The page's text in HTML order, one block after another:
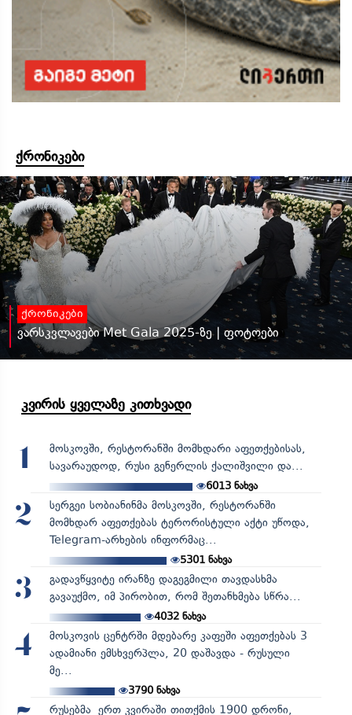
ქრონიკები
ქრონიკები
ვარსკვლავები Met Gala 2025-ზე | ფოტოები
კვირის ყველაზე კითხვადი
1
მოსკოვში, რესტორანში მომხდარი აფეთქებისას,
სავარაუდოდ, რუსი გენერლის ქალიშვილი და...
6013 ნახვა
2
სერგეი სობიანინმა მოსკოვში, რესტორანში
მომხდარ აფეთქებას ტერორისტული აქტი უწოდა,
Telegram-არხების ინფორმაც...
5301ნახვა
3
გადავწყვიტე ირანზე დაგეგმილი თავდასხმა
გავაუქმო, იმ პირობით, რომ შეთანხმება სწრა...
4032ნახვა
4
მოსკოვის ცენტრში მდებარე კაფეში აფეთქებას 3
ადამიანი ემსხვერპლა, 20 დაშავდა - რუსული
მე...
3790ნახვა
რუსებმა ერთ კვირაში თითქმის 1900 დრონი,